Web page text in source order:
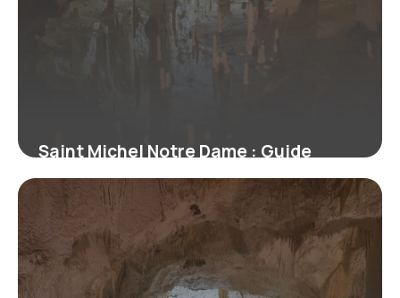
Saint Michel Notre Dame : Guide
monuments Paris
7 juillet 2026